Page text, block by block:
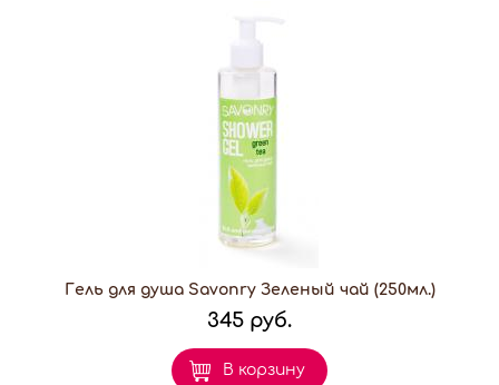
Гель для душа Savonry Зеленый чай (250мл.)
345 руб.
В корзину